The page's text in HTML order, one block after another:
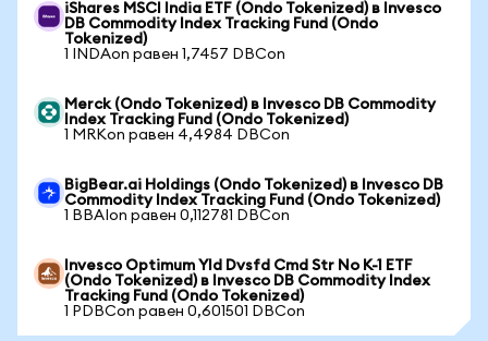
iShares MSCI India ETF (Ondo Tokenized) в Invesco
DB Commodity Index Tracking Fund (Ondo
Tokenized)
1 INDAon равен 1,7457 DBCon
Merck (Ondo Tokenized) в Invesco DB Commodity
Index Tracking Fund (Ondo Tokenized)
1 MRKon равен 4,4984 DBCon
BigBear.ai Holdings (Ondo Tokenized) в Invesco DB
Commodity Index Tracking Fund (Ondo Tokenized)
1 BBAIon равен 0,112781 DBCon
Invesco Optimum Yld Dvsfd Cmd Str No K-1 ETF
(Ondo Tokenized) в Invesco DB Commodity Index
Tracking Fund (Ondo Tokenized)
1 PDBCon равен 0,601501 DBCon